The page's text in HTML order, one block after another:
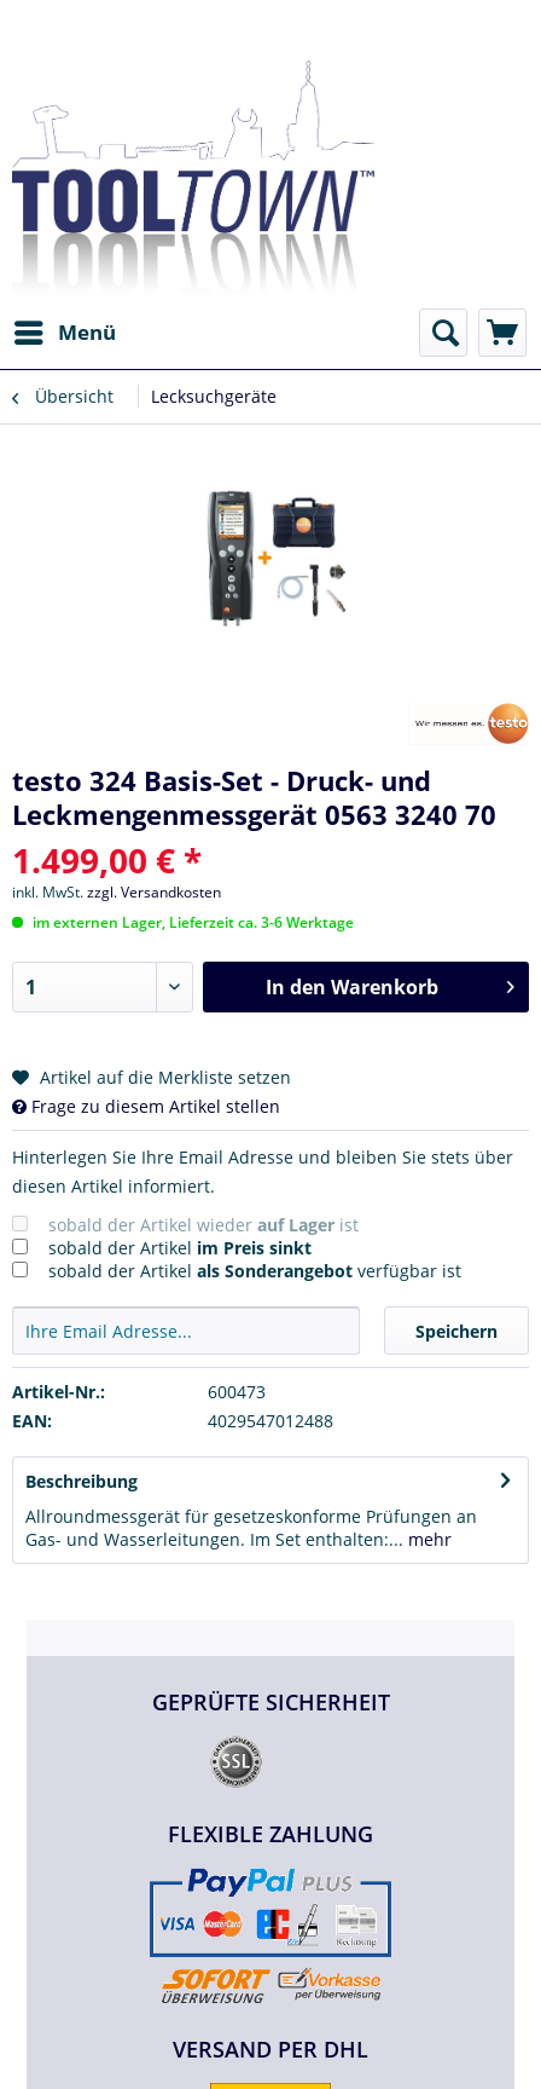
Menü
Übersicht Lecksuchgeräte
testo 324 Basis-Set - Druck- und
Leckmengenmessgerät 0563 3240 70
1.499,00 € *
inkl. MwSt.zzgl. Versandkosten
im externen Lager, Lieferzeit ca. 3-6 Werktage
In den Warenkorb
Artikel auf die Merkliste setzen
Frage zu diesem Artikel stellen
Hinterlegen Sie Ihre Email Adresse und bleiben Sie stets über
diesen Artikel informiert.
sobald der Artikel wieder auf Lager ist
sobald der Artikel im Preis sinkt
sobald der Artikel als Sonderangebot verfügbar ist
Speichern
Artikel-Nr.:
600473
EAN:
4029547012488
Beschreibung
Allroundmessgerät für gesetzeskonforme Prüfungen an
Gas- und Wasserleitungen. Im Set enthalten:... mehr
GEPRÜFTE SICHERHEIT
FLEXIBLE ZAHLUNG
VERSAND PER DHL